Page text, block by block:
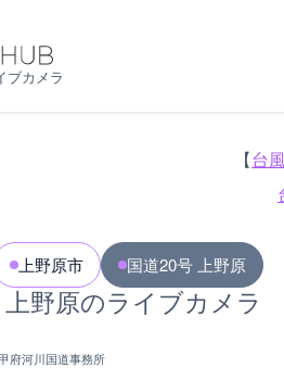
ブカメラ
【台
上野原市 国道20号 上野原
野原のライブカメラ
府河川国道事務所